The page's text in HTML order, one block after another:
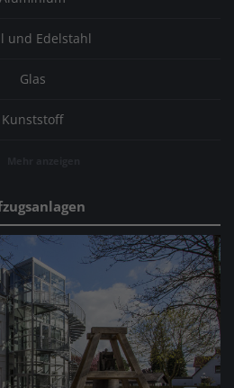
und Edelstahl
Glas
Kunststoff